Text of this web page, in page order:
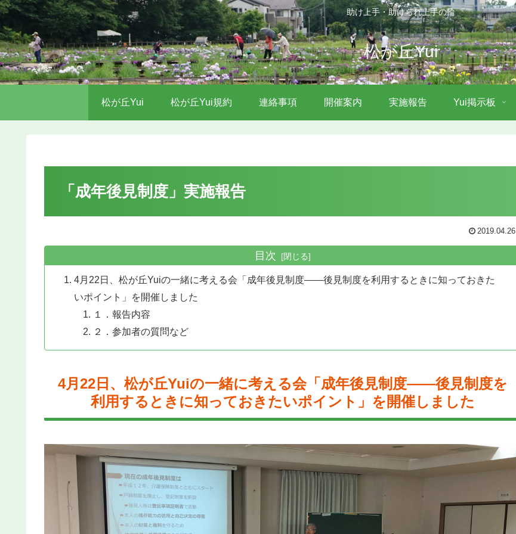
助け上手・助けられ上手の輪
松が丘Yui
松が丘Yui 松が丘Yui規約 連絡事項 開催案内 実施報告 Yui掲示板
「成年後見制度」実施報告
2019.04.26
目次
4月22日、松が丘Yuiの一緒に考える会「成年後見制度――後見制度を利用するときに知っておきた
いポイント」を開催しました
１．報告内容
２．参加者の質問など
4月22日、松が丘Yuiの一緒に考える会「成年後見制度――後見制度を
利用するときに知っておきたいポイント」を開催しました